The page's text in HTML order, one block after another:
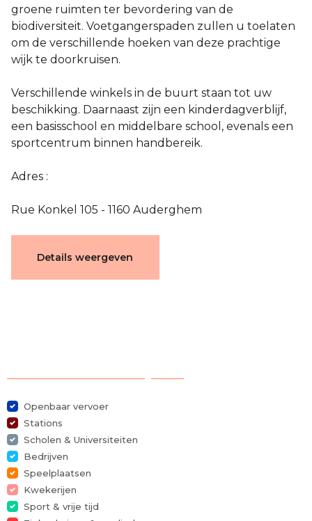
groene ruimten ter bevordering van de
biodiversiteit. Voetgangerspaden zullen u toelaten
om de verschillende hoeken van deze prachtige
wijk te doorkruisen.
Verschillende winkels in de buurt staan ​​tot uw
beschikking. Daarnaast zijn een kinderdagverblijf,
een basisschool en middelbare school, evenals een
sportcentrum binnen handbereik.
Adres :
Rue Konkel 105 - 1160 Auderghem
Documenten
Algemeen
Referentie
Categorie
Aantal kamers
Details weergeven
Openbaar vervoer
Stations
Scholen & Universiteiten
Bedrijven
Speelplaatsen
Kwekerijen
Sport & vrije tijd